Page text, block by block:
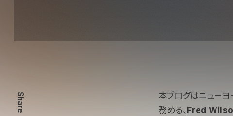
Share 本ブログはニューヨ
務める、Fred Wilson